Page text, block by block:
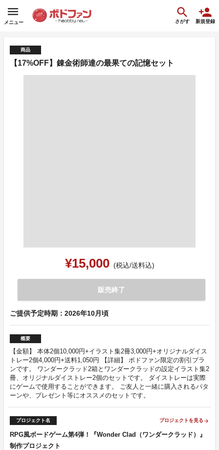
メニュー さがす 新規登録
商品
【17%OFF】錬金術師達の最果ての記憶セット
¥15,000 (税込/送料込)
販売終了
ご提供予定時期：2026年10月頃
概要
【金額】 本体2個10,000円+イラスト集2冊3,000円+オリジナルダイス
トレー2個4,000円+送料1,050円 【詳細】 ボドファン限定の割引プラ
ンです。 ワンダークラッド2箱とワンダークラッドの設定イラスト集2
冊、オリジナルダイストレー2個のセットです。 ダイストレーは実際
にゲームで使用することができます。 ご友人と一緒に購入されるパタ
ーンや、プレゼント等にオススメのセットです。
プロジェクト名 プロジェクトを見る arrow_forward
RPG風ボードゲーム第4弾！『Wonder Clad（ワンダークラッド）』
制作プロジェクト